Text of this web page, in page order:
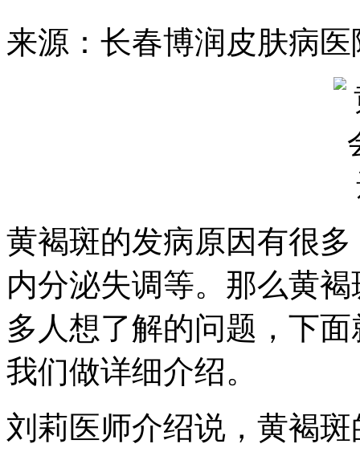
来源：长春博润皮肤病医
黄褐斑的发病原因有很
内分泌失调等。那么黄
多人想了解的问题，下
我们做详细介绍。
刘莉医师介绍说，黄褐